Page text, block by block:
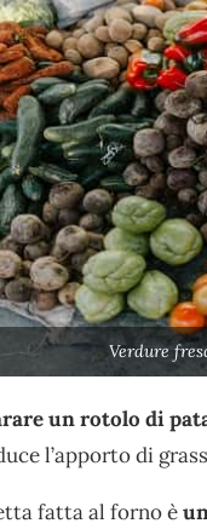
Verdure
un rotolo di
l’apporto di
fatta al forno è